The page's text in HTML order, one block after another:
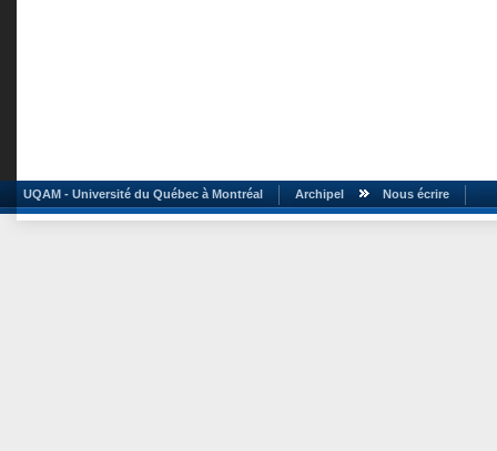
UQAM - Université du Québec à Montréal Archipel Nous écrire